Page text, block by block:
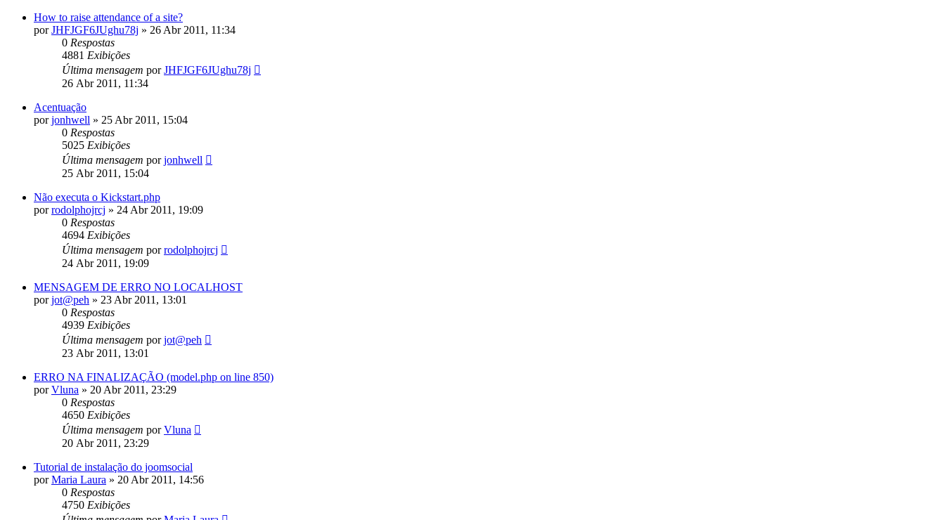
How to raise attendance of a site?
porJHFJGF6JUghu78j » 26 Abr 2011, 11:34
0 Respostas
4881 Exibições
Última mensagem porJHFJGF6JUghu78j
26 Abr 2011, 11:34
Acentuação
porjonhwell » 25 Abr 2011, 15:04
0 Respostas
5025 Exibições
Última mensagem porjonhwell
25 Abr 2011, 15:04
Não executa o Kickstart.php
porrodolphojrcj » 24 Abr 2011, 19:09
0 Respostas
4694 Exibições
Última mensagem porrodolphojrcj
24 Abr 2011, 19:09
MENSAGEM DE ERRO NO LOCALHOST
porjot@peh » 23 Abr 2011, 13:01
0 Respostas
4939 Exibições
Última mensagem porjot@peh
23 Abr 2011, 13:01
ERRO NA FINALIZAÇÃO (model.php on line 850)
porVluna » 20 Abr 2011, 23:29
0 Respostas
4650 Exibições
Última mensagem porVluna
20 Abr 2011, 23:29
Tutorial de instalação do joomsocial
porMaria Laura » 20 Abr 2011, 14:56
0 Respostas
4750 Exibições